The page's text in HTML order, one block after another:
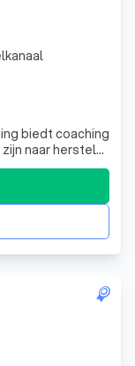
biedt coaching
naar herstel
dat iedereen het
zelfs
overtuigingen.